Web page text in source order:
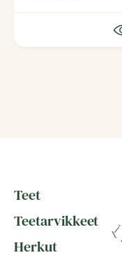
Teet
Teetarvikkeet
Herkut